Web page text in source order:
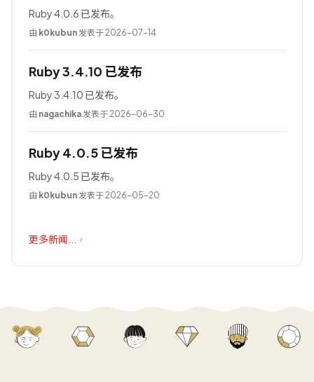
Ruby 4.0.6 已发布。
由 k0kubun发表于 2026-07-14
Ruby 3.4.10 已发布
Ruby 3.4.10 已发布。
由 nagachika发表于 2026-06-30
Ruby 4.0.5 已发布
Ruby 4.0.5 已发布。
由 k0kubun发表于 2026-05-20
更多新闻...